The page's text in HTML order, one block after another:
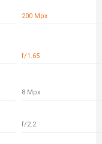
200 Mpx
f/1.65
8 Mpx
f/2.2